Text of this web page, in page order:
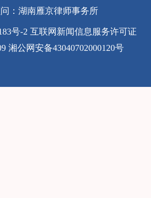
：湖南雁京律师事务所
号-2 互联网新闻信息服务许可证
湘公网安备43040702000120号